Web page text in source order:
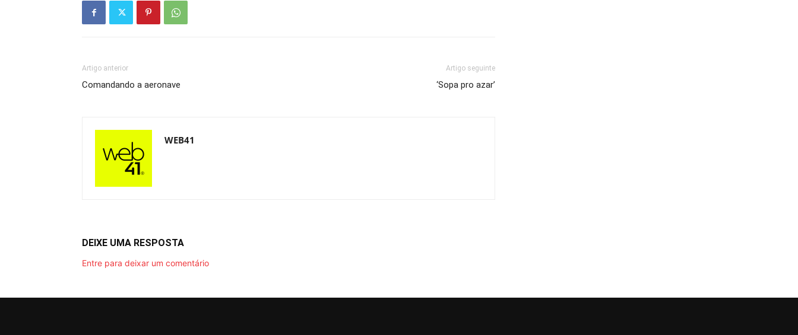
Artigo anterior
Comandando a aeronave
Artigo seguinte
‘Sopa pro azar’
WEB41
DEIXE UMA RESPOSTA
Entre para deixar um comentário